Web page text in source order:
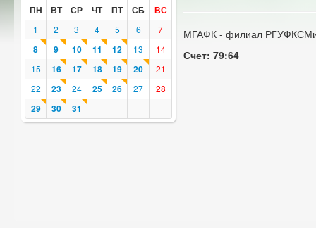
ПН ВТ СР ЧТ ПТ СБ ВС
1 2 3 4 5 6 7
8 9 10 11 12 13
14
15
16 17 18 19 20
21
22
23 24 25 26 27 28
29 30 31
МГАФК - филиал
Счет: 79:64